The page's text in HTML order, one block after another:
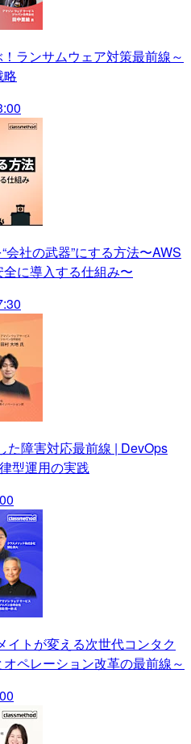
ランサムウェア対策最前線～
略
会社の武器”にする方法〜AWS
に導入する仕組み〜
た障害対応最前線 | DevOps
型運用の実践
イトが変える次世代コンタク
ペレーション改革の最前線～